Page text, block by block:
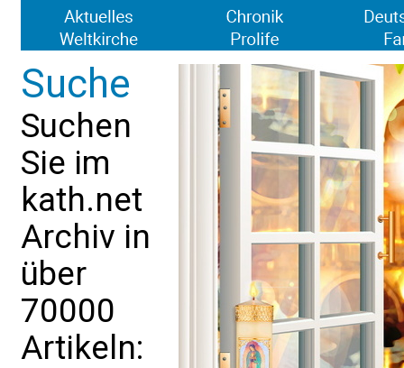
Suche
Suchen
Sie im
kath.net
Archiv in
über
70000
Artikeln: